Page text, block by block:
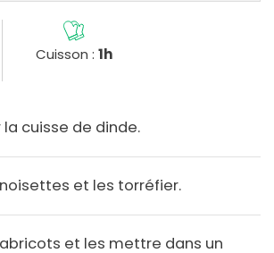
Cuisson : 1h
la cuisse de dinde.
et les torréfier.
et les mettre dans un